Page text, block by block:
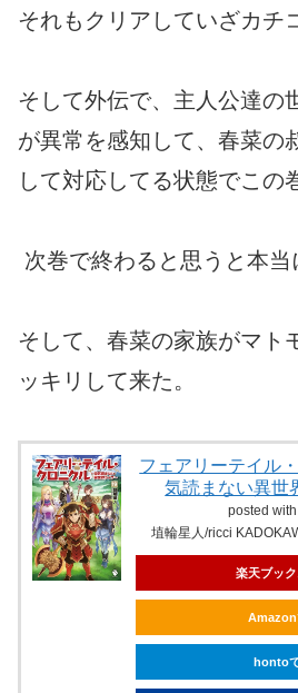
それもクリアしていざカチ
そして外伝で、主人公達の
が異常を感知して、春菜の
して対応してる状態でこの
次巻で終わると思うと本当
そして、春菜の家族がマト
ッキリして来た。
フェアリーテイル
気読まない異
posted with
埴輪星人/ricci
楽天ブッ
Amazon
honto